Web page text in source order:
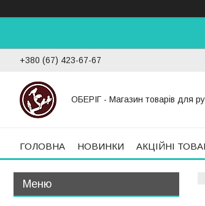
+380 (67) 423-67-67
ОБЕРІГ - Магазин товарів для
ГОЛОВНА НОВИНКИ АКЦІЙНІ